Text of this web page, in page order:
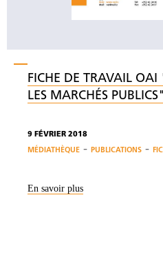
FICHE DE TRAVAIL OAI
LES MARCHÉS
9 FÉVRIER 2018
MÉDIATHÈQUE - PUBLICATIONS -
En savoir plus